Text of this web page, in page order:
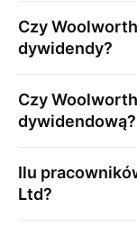
Czy
dywidendy?
Czy
dywidendową?
Ilu
Ltd?